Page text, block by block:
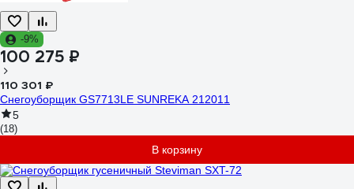
-9%
100 275 ₽
110 301 ₽
Снегоуборщик GS7713LE SUNREKA 212011
5
(18)
В корзину